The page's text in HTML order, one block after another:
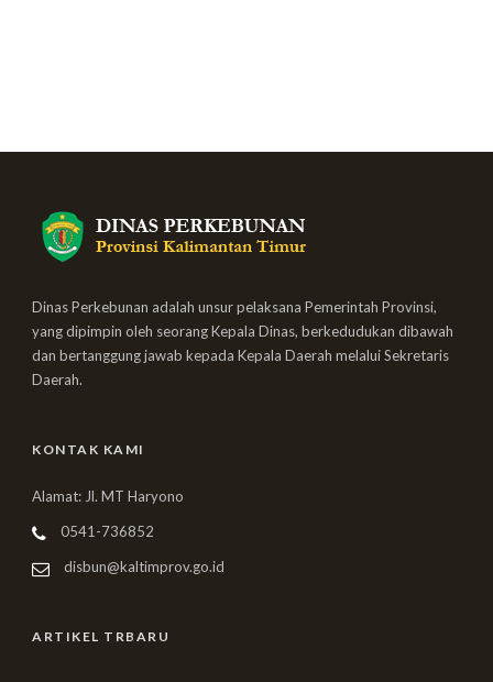
Dinas Perkebunan adalah unsur pelaksana Pemerintah Provinsi,
yang dipimpin oleh seorang Kepala Dinas, berkedudukan dibawah
dan bertanggung jawab kepada Kepala Daerah melalui Sekretaris
Daerah.
KONTAK KAMI
Alamat: Jl. MT Haryono
0541-736852
disbun@kaltimprov.go.id
ARTIKEL TRBARU